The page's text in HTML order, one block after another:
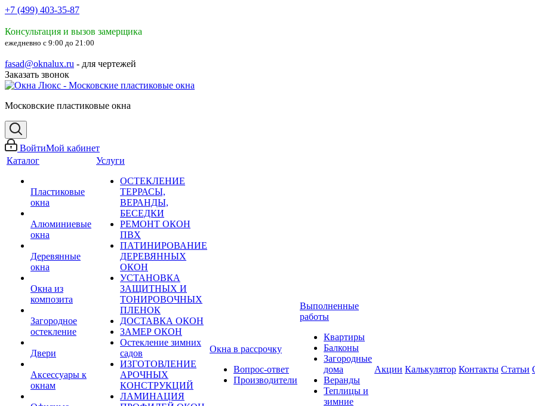
+7 (499) 403-35-87
Консультация и вызов замерщика
ежедневно с 9:00 до 21:00
fasad@oknalux.ru - для чертежей
Заказать звонок
Московские пластиковые окна
ВойтиМой кабинет
Каталог
Пластиковые
окна
Алюминиевые
окна
Деревянные
окна
Окна из
композита
Загородное
остекление
Двери
Аксессуары к
окнам
Услуги
ОСТЕКЛЕНИЕ
ТЕРРАСЫ,
ВЕРАНДЫ,
БЕСЕДКИ
РЕМОНТ ОКОН
ПВХ
ПАТИНИРОВАНИЕ
ДЕРЕВЯННЫХ
ОКОН
УСТАНОВКА
ЗАЩИТНЫХ И
ТОНИРОВОЧНЫХ
ПЛЕНОК
ДОСТАВКА ОКОН
ЗАМЕР ОКОН
Остекление зимних
садов
ИЗГОТОВЛЕНИЕ
АРОЧНЫХ
КОНСТРУКЦИЙ
ЛАМИНАЦИЯ
Окна в рассрочку
Вопрос-ответ
Производители
Выполненные
работы
Квартиры
Балконы
Загородные
дома
Веранды
Теплицы и
зимние
Акции Калькулятор Контакты Статьи